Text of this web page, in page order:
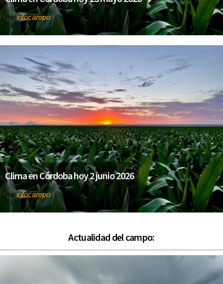
Por infocampo
Clima en Córdoba hoy 2 junio 2026
Porinfocampo
Actualidad del campo: